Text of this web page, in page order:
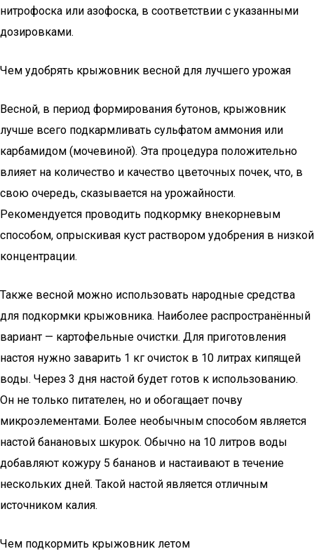
нитрофоска или азофоска, в соответствии с указанными
дозировками.
Чем удобрять крыжовник весной для лучшего урожая
Весной, в период формирования бутонов, крыжовник
лучше всего подкармливать сульфатом аммония или
карбамидом (мочевиной). Эта процедура положительно
влияет на количество и качество цветочных почек, что, в
свою очередь, сказывается на урожайности.
Рекомендуется проводить подкормку внекорневым
способом, опрыскивая куст раствором удобрения в низкой
концентрации.
Также весной можно использовать народные средства
для подкормки крыжовника. Наиболее распространённый
вариант — картофельные очистки. Для приготовления
настоя нужно заварить 1 кг очисток в 10 литрах кипящей
воды. Через 3 дня настой будет готов к использованию.
Он не только питателен, но и обогащает почву
микроэлементами. Более необычным способом является
настой банановых шкурок. Обычно на 10 литров воды
добавляют кожуру 5 бананов и настаивают в течение
нескольких дней. Такой настой является отличным
источником калия.
Чем подкормить крыжовник летом